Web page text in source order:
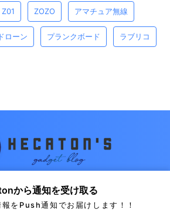
Z01 ZOZO アマチュア無線
ドローン プランクボード ラブリコ
に入りのガジェット類を紹介します
から通知を受け取る
報をPush通知でお届けします！！